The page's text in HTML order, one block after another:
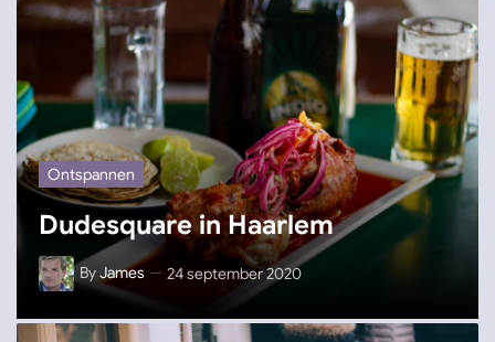
Ontspannen
Dudesquare in Haarlem
ByJames 24 september 2020